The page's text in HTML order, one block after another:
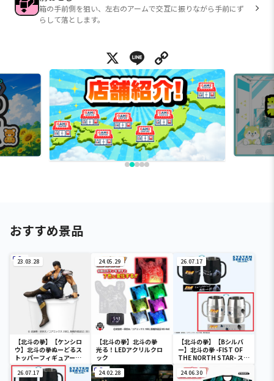
箱の手前側を狙い、左右のアームで交互に振りながら手前にず
らして落とします。
X Line
おすすめ景品
23.03.28
【北斗の拳】【ケンシロ
ウ】北斗の拳ぬーどるス
トッパーフィギュアーケ
ンシロウー
24.05.29
【北斗の拳】北斗の拳
光る！LEDアクリルクロ
ック
26.07.17
【北斗の拳】【Bシルバ
ー】北斗の拳 -FIST OF
THE NORTH STAR- ステ
ンレスマグ
26.07.17 24.02.28 24.06.30